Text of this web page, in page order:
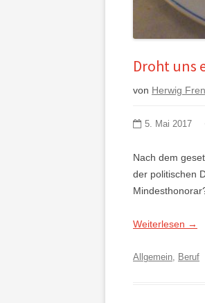
Droht uns
von Herwig
5. Mai 2017
Nach dem
der politischen
Weiterlesen →
Allgemein, Beruf